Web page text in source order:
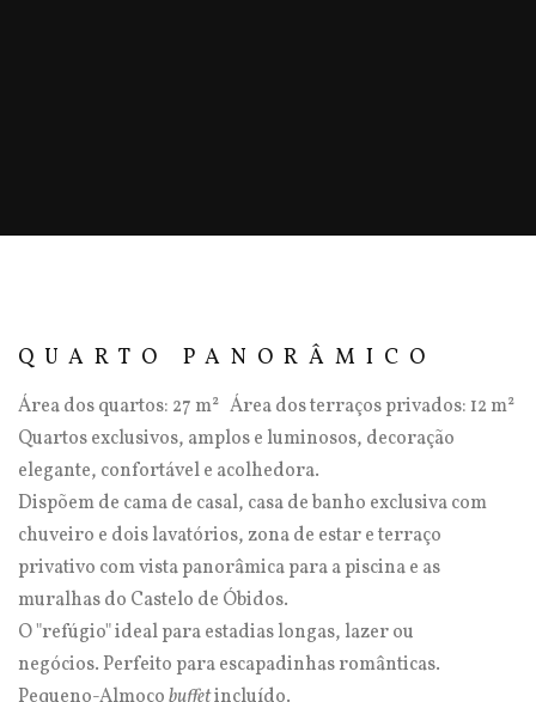
QUARTO PANORÂMICO
Área dos quartos: 27 m² Área dos terraços privados: 12 m²
Quartos exclusivos, amplos e luminosos, decoração
elegante, confortável e acolhedora.
Dispõem de cama de casal, casa de banho exclusiva com
chuveiro e dois lavatórios, zona de estar e terraço
privativo com vista panorâmica para a piscina e as
muralhas do Castelo de Óbidos.
O "refúgio" ideal para estadias longas, lazer ou
negócios. Perfeito para escapadinhas românticas.